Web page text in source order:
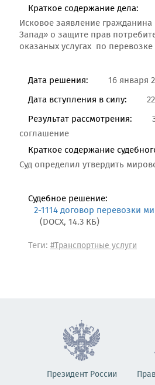
Краткое содержание дела:
Исковое заявление
Запад» о защите прав
оказаных услугах по перевозке
Дата решения:
16 января
Дата вступления в силу:
Результат рассмотрения:
соглашение
Краткое содержание
Суд определил утвердить
Судебное решение:
2-1114 договор перевозки
(DOCX, 14.3 КБ)
Теги: #Транспортные услуги
Президент России